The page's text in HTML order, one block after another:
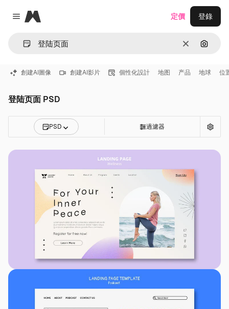
Close menu
Magnific
清除 通過圖
定價 登錄
創建AI圖像 創建AI影片 個性化設計 地图 产品 地球 位
登陆页面 PSD
PSD 過濾器